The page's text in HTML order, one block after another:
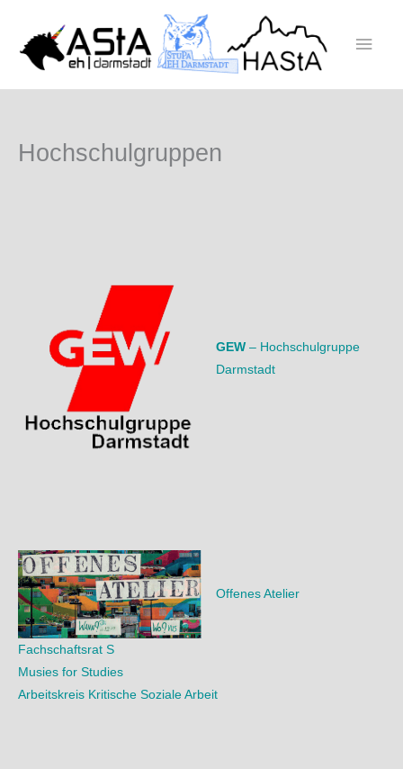
springen
Hochschulgruppen
GEW – Hochschulgruppe
Darmstadt
Offenes Atelier
Fachschaftsrat S
Musies for Studies
Arbeitskreis Kritische Soziale Arbeit